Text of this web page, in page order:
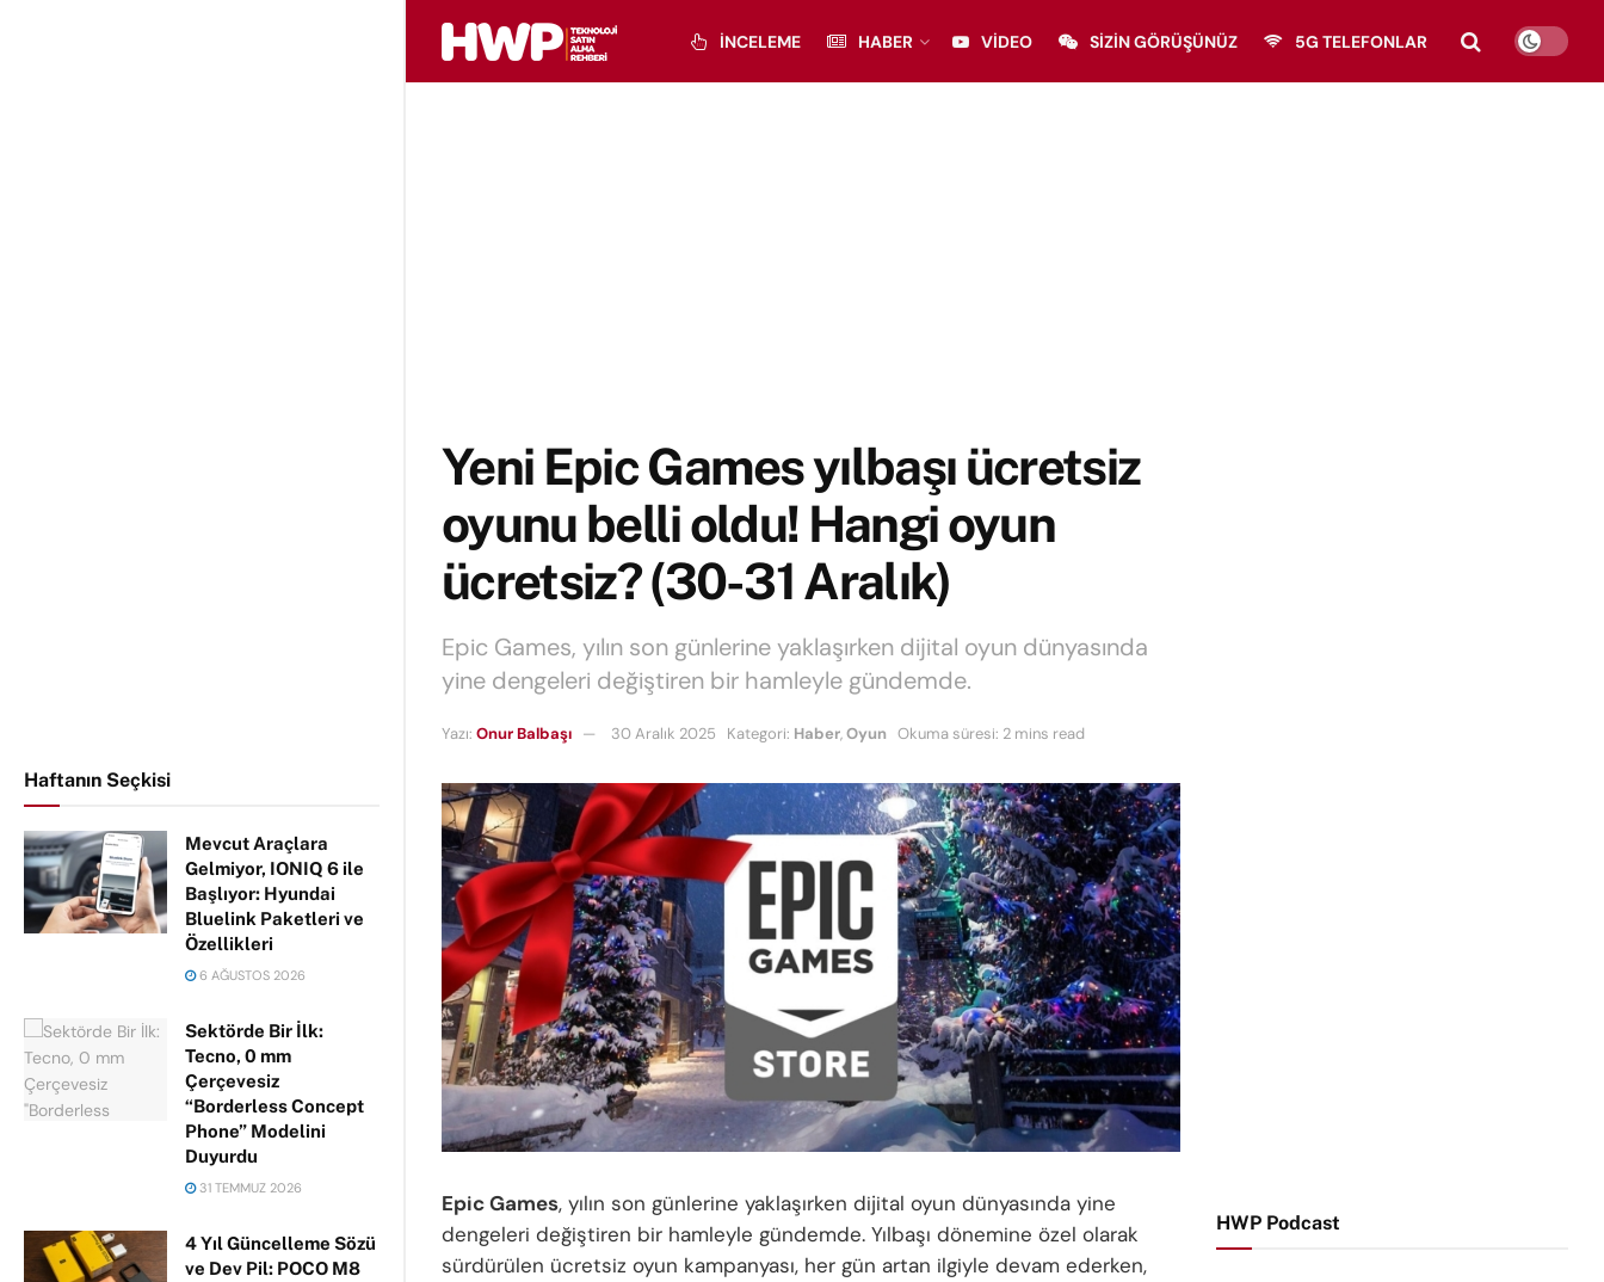
Haftanın Seçkisi
Mevcut Araçlara
Gelmiyor, IONIQ 6 ile
Başlıyor: Hyundai
Bluelink Paketleri ve
Özellikleri
6 AĞUSTOS 2026
Sektörde Bir İlk:
Tecno, 0 mm
Çerçevesiz
“Borderless Concept
Phone” Modelini
Duyurdu
31 TEMMUZ 2026
4 Yıl Güncelleme Sözü
ve Dev Pil: POCO M8
İNCELEME HABER VIDEO SIZIN GÖRÜŞÜNÜZ 5G TELEFONLAR
Yeni Epic Games yılbaşı ücretsiz
oyunu belli oldu! Hangi oyun
ücretsiz? (30-31 Aralık)
Epic Games, yılın son günlerine yaklaşırken dijital oyun dünyasında
yine dengeleri değiştiren bir hamleyle gündemde.
Yazı: Onur Balbaşı 30 Aralık 2025 Kategori: Haber,Oyun Okuma süresi: 2 mins read
Epic Games, yılın son günlerine yaklaşırken dijital oyun dünyasında yine
dengeleri değiştiren bir hamleyle gündemde. Yılbaşı dönemine özel olarak
sürdürülen ücretsiz oyun kampanyası, her gün artan ilgiyle devam ederken,
HWP Podcast